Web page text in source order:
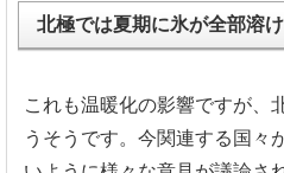
北極では夏期に氷が全部溶
これも温暖化の影響ですが、
うそうです。 今関連する国々